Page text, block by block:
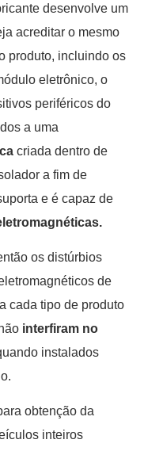
desenvolve um
acreditar o mesmo
produto, incluindo os
eletrônico, o
periféricos do
a uma
criada dentro de
a fim de
e é capaz de
os distúrbios
de
cada tipo de produto
interfiram no
instalados
obtenção da
inteiros